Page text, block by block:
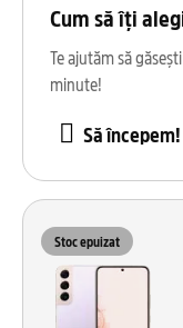
Cum să îți
Te ajutăm să
minute!
Să începem!
Stoc epuizat